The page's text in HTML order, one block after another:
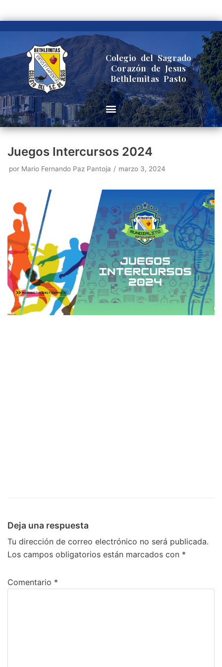
Colegio del Sagrado
Corazón de Jesus
Bethlemitas Pasto
Juegos Intercursos 2024
por Mario Fernando Paz Pantoja marzo 3, 2024
Deja una respuesta
Tu dirección de correo electrónico no será publicada.
Los campos obligatorios están marcados con *
Comentario *